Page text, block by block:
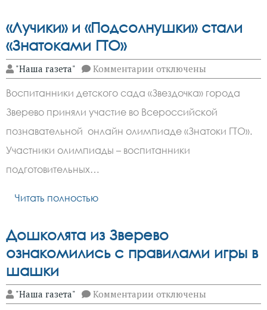
«Лучики» и «Подсолнушки» стали
«Знатоками ГТО»
"Наша газета" Комментарии к
записи
«Лучики»
и
«Подсолнушки»
стали
«Знатоками
ГТО»
отключены
Воспитанники детского сада «Звездочка» города
Зверево приняли участие во Всероссийской
познавательной онлайн олимпиаде «Знатоки ГТО».
Участники олимпиады – воспитанники
подготовительных…
Читать полностью
Дошколята из Зверево
ознакомились с правилами игры в
шашки
"Наша газета" Комментарии к
записи
отключены